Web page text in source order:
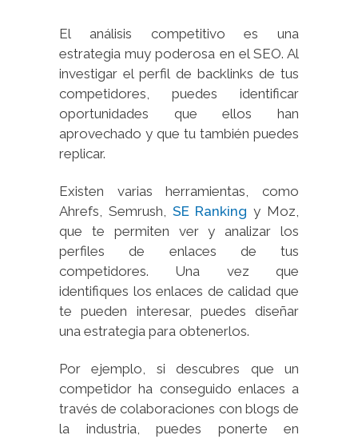
El análisis competitivo es una
estrategia muy poderosa en el SEO. Al
investigar el perfil de backlinks de tus
competidores, puedes identificar
oportunidades que ellos han
aprovechado y que tu también puedes
replicar.
Existen varias herramientas, como
Ahrefs, Semrush, SE Ranking y Moz,
que te permiten ver y analizar los
perfiles de enlaces de tus
competidores. Una vez que
identifiques los enlaces de calidad que
te pueden interesar, puedes diseñar
una estrategia para obtenerlos.
Por ejemplo, si descubres que un
competidor ha conseguido enlaces a
través de colaboraciones con blogs de
la industria, puedes ponerte en